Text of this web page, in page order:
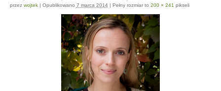
przez wojtek | Opublikowano 7 marca 2014 | Pełny rozmiar to 200 × 241 pikseli